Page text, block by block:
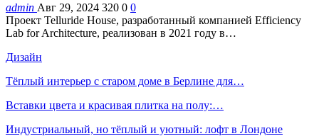
admin Авг 29, 2024 320 0 0
Проект Telluride House, разработанный компанией Efficiency
Lab for Architecture, реализован в 2021 году в…
Дизайн
Тёплый интерьер с старом доме в Берлине для…
Вставки цвета и красивая плитка на полу:…
Индустриальный, но тёплый и уютный: лофт в Лондоне